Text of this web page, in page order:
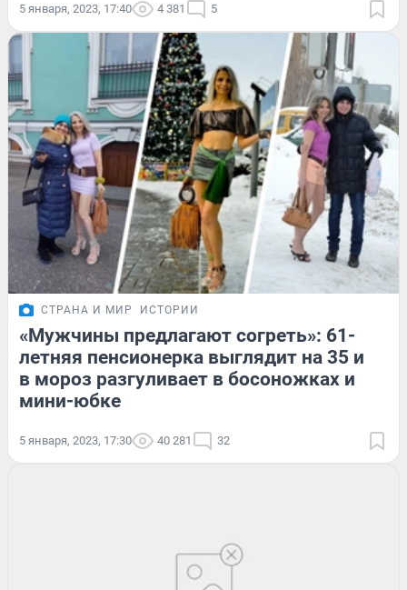
5 января, 2023, 17:40 4 381 5
СТРАНА И МИР ИСТОРИИ
«Мужчины предлагают согреть»: 61-
летняя пенсионерка выглядит на 35 и
в мороз разгуливает в босоножках и
мини-юбке
5 января, 2023, 17:30 40 281 32